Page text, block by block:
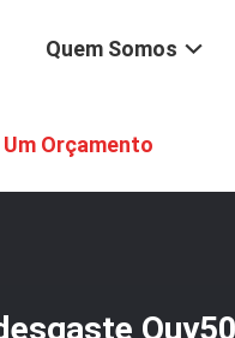
Quem Somos
Orçamento